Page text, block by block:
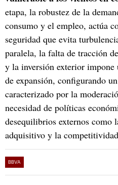
etapa, la robustez de la
consumo y el empleo, actúa
seguridad que evita
paralela, la falta de tracción
y la inversión exterior
de expansión, configurando
caracterizado por la
necesidad de políticas
desequilibrios externos como
adquisitivo y la
BBVA